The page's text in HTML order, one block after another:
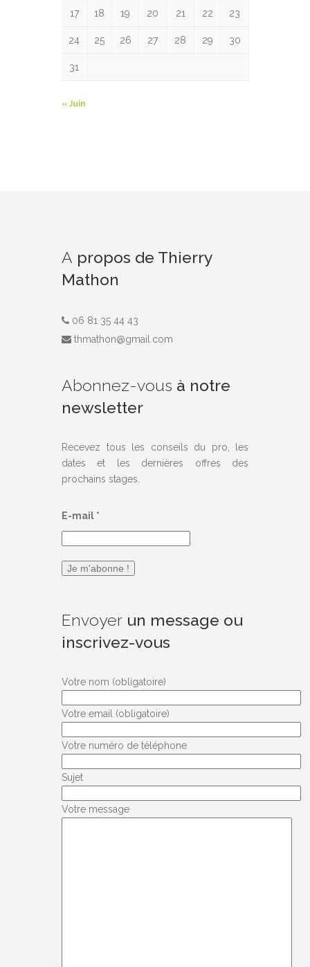
17 18 19 20 21 22 23
24 25 26 27 28 29 30
31
« Juin
A propos de Thierry
Mathon
06 81 35 44 43
thmathon@gmail.com
Abonnez-vous à notre
newsletter
Recevez tous les conseils du pro, les
dates et les dernières offres des
prochains stages.
E-mail *
Envoyer un message ou
inscrivez-vous
Votre nom (obligatoire)
Votre email (obligatoire)
Votre numéro de téléphone
Sujet
Votre message